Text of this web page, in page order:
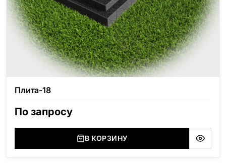
Плита-18
По запросу
В КОРЗИНУ